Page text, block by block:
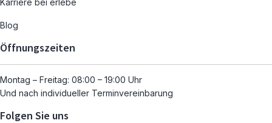
Karriere bei erlebe
Blog
Öffnungszeiten
Montag – Freitag: 08:00 – 19:00 Uhr
Und nach individueller Terminvereinbarung
Folgen Sie uns